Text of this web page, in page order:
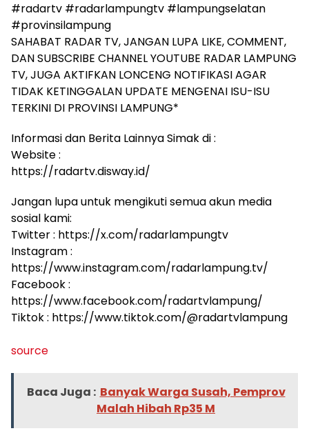
#radartv #radarlampungtv #lampungselatan
#provinsilampung
SAHABAT RADAR TV, JANGAN LUPA LIKE, COMMENT,
DAN SUBSCRIBE CHANNEL YOUTUBE RADAR LAMPUNG
TV, JUGA AKTIFKAN LONCENG NOTIFIKASI AGAR
TIDAK KETINGGALAN UPDATE MENGENAI ISU-ISU
TERKINI DI PROVINSI LAMPUNG*
Informasi dan Berita Lainnya Simak di :
Website :
https://radartv.disway.id/
Jangan lupa untuk mengikuti semua akun media
sosial kami:
Twitter : https://x.com/radarlampungtv
Instagram :
https://www.instagram.com/radarlampung.tv/
Facebook :
https://www.facebook.com/radartvlampung/
Tiktok : https://www.tiktok.com/@radartvlampung
source
Baca Juga : Banyak Warga Susah, Pemprov
Malah Hibah Rp35 M